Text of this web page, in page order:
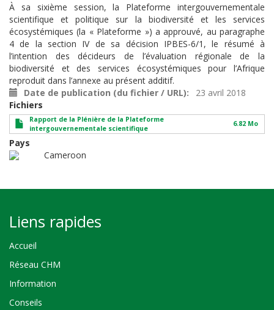
À sa sixième session, la Plateforme intergouvernementale
scientifique et politique sur la biodiversité et les services
écosystémiques (la « Plateforme ») a approuvé, au paragraphe
4 de la section IV de sa décision IPBES-6/1, le résumé à
l’intention des décideurs de l’évaluation régionale de la
biodiversité et des services écosystémiques pour l’Afrique
reproduit dans l’annexe au présent additif.
Date de publication (du fichier / URL)
23 avril 2018
Fichiers
Rapport de la Plénière de la Plateforme
intergouvernementale scientifique
6.82 Mo
Pays
Cameroon
Liens rapides
Accueil
Réseau CHM
Information
Conseils